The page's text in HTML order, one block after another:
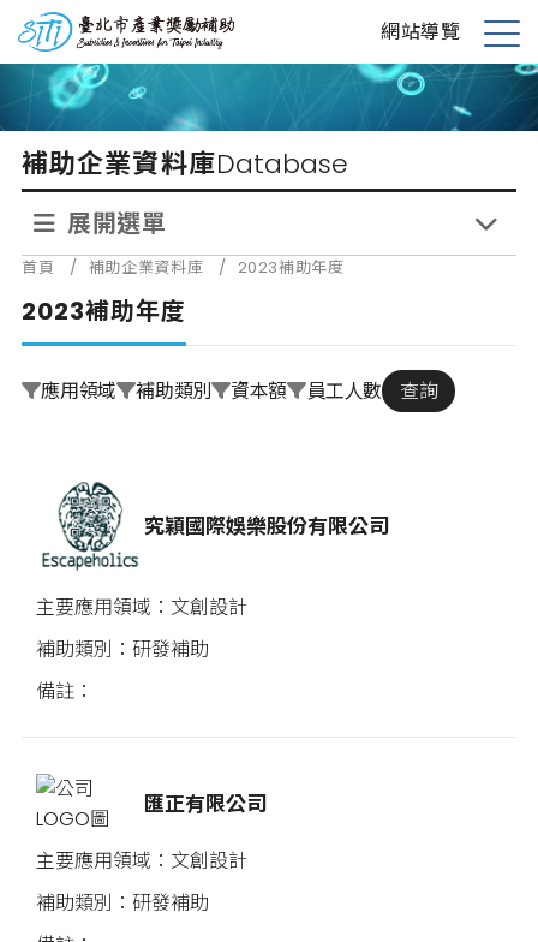
到
內
台北市產業獎勵補助 網站導覽
展
單
補助企業資料庫Database
展開選單
首頁 / 補助企業資料庫 / 2023補助年度
2023補助年度
應用領域 補助類別 資本額 員工人數 查詢
究穎國際娛樂股份有限公司
文創設計
研發補助
匯正有限公司
文創設計
研發補助